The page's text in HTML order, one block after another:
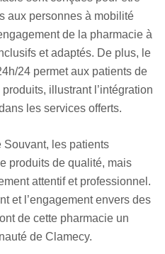
aux personnes à mobilité
de la pharmacie à
et adaptés. De plus, le
24 permet aux patients de
illustrant l’intégration
les services offerts.
Souvant, les patients
produits de qualité, mais
attentif et professionnel.
et l’engagement envers des
de cette pharmacie un
de Clamecy.